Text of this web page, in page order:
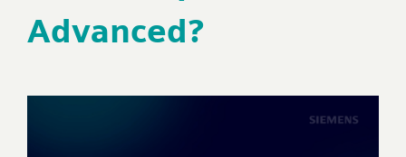
Advanced?